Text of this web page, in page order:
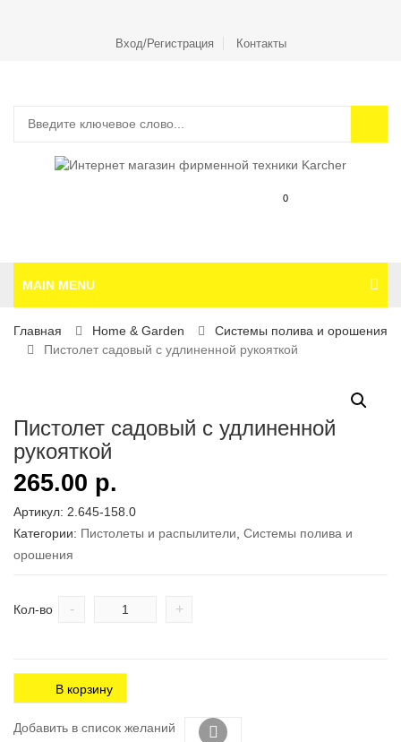
Вход/Регистрация Контакты
0
MAIN MENU
Главная Home & Garden
Системы полива и орошения
Пистолет садовый с удлиненной рукояткой
Пистолет садовый с удлиненной
рукояткой
265.00 р.
Артикул: 2.645-158.0
Категории: Пистолеты и распылители Системы полива и
орошения
Кол-во - +
В корзину
Добавить в список желаний